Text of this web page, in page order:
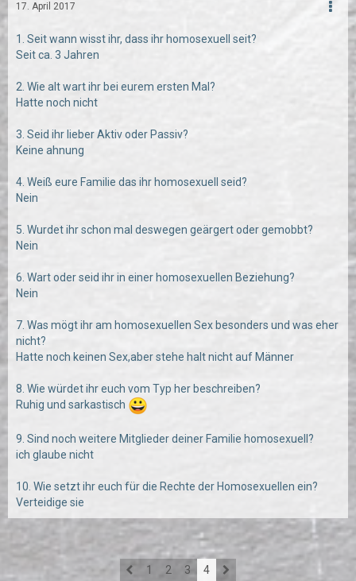
17. April 2017
1. Seit wann wisst ihr, dass ihr homosexuell seit?
Seit ca. 3 Jahren
2. Wie alt wart ihr bei eurem ersten Mal?
Hatte noch nicht
3. Seid ihr lieber Aktiv oder Passiv?
Keine ahnung
4. Weiß eure Familie das ihr homosexuell seid?
Nein
5. Wurdet ihr schon mal deswegen geärgert oder gemobbt?
Nein
6. Wart oder seid ihr in einer homosexuellen Beziehung?
Nein
7. Was mögt ihr am homosexuellen Sex besonders und was eher
nicht?
Hatte noch keinen Sex,aber stehe halt nicht auf Männer
8. Wie würdet ihr euch vom Typ her beschreiben?
Ruhig und sarkastisch
9. Sind noch weitere Mitglieder deiner Familie homosexuell?
ich glaube nicht
10. Wie setzt ihr euch für die Rechte der Homosexuellen ein?
Verteidige sie
1 2 3 4